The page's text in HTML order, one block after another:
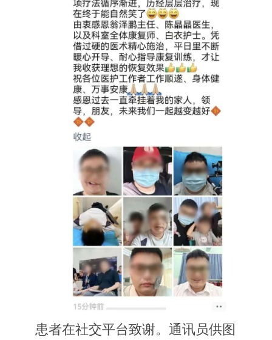
患者在社交平台致谢。通讯员供图